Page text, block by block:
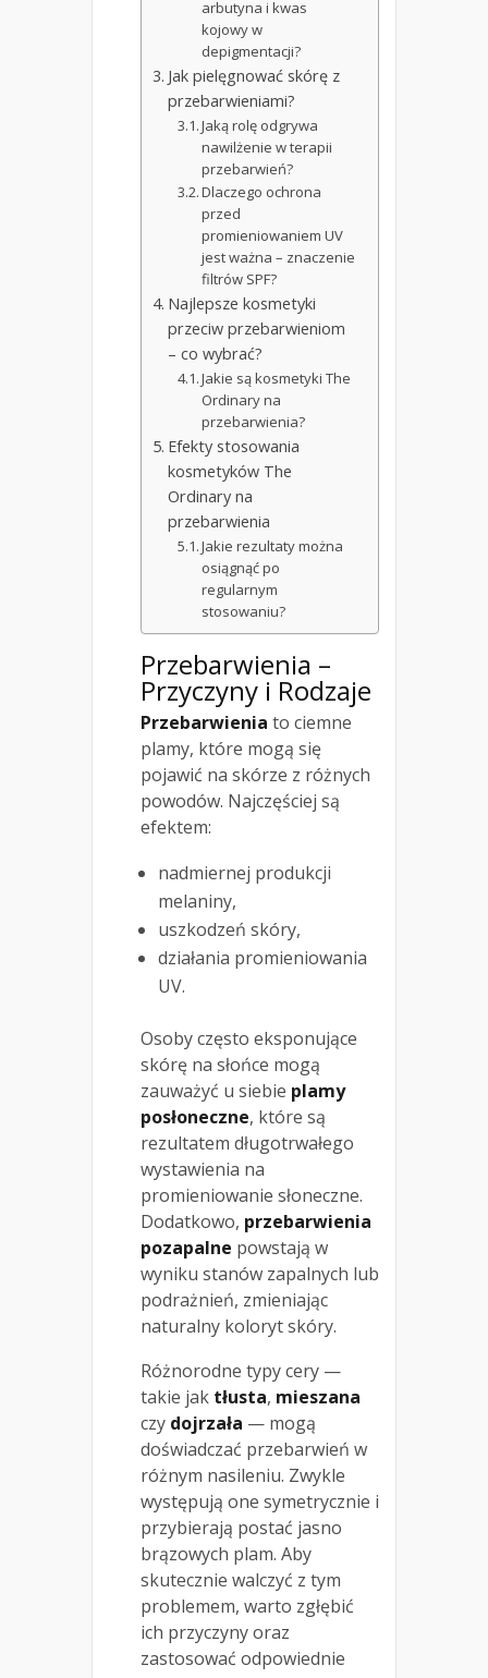
arbutyna i kwas
kojowy w
depigmentacji?
Jak pielęgnować skórę z
przebarwieniami?
Jaką rolę odgrywa
nawilżenie w terapii
przebarwień?
Dlaczego ochrona
przed
promieniowaniem UV
jest ważna – znaczenie
filtrów SPF?
Najlepsze kosmetyki
przeciw przebarwieniom
– co wybrać?
Jakie są kosmetyki The
Ordinary na
przebarwienia?
Efekty stosowania
kosmetyków The
Ordinary na
przebarwienia
Jakie rezultaty można
osiągnąć po
regularnym
stosowaniu?
Przebarwienia –
Przyczyny i Rodzaje
Przebarwienia to ciemne
plamy, które mogą się
pojawić na skórze z różnych
powodów. Najczęściej są
efektem:
nadmiernej produkcji
melaniny,
uszkodzeń skóry,
działania promieniowania
UV.
Osoby często eksponujące
skórę na słońce mogą
zauważyć u siebie plamy
posłoneczne, które są
rezultatem długotrwałego
wystawienia na
promieniowanie słoneczne.
Dodatkowo, przebarwienia
pozapalne powstają w
wyniku stanów zapalnych lub
podrażnień, zmieniając
naturalny koloryt skóry.
Różnorodne typy cery —
takie jak tłusta, mieszana
czy dojrzała — mogą
doświadczać przebarwień w
różnym nasileniu. Zwykle
występują one symetrycznie i
przybierają postać jasno
brązowych plam. Aby
skutecznie walczyć z tym
problemem, warto zgłębić
ich przyczyny oraz
zastosować odpowiednie